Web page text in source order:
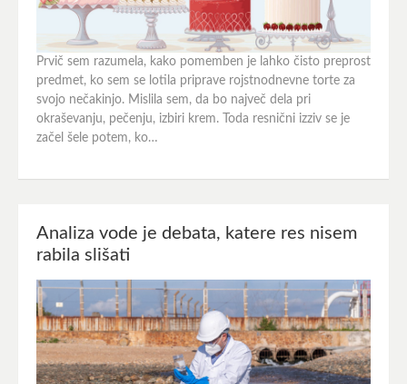
Prvič sem razumela, kako pomemben je lahko čisto preprost
predmet, ko sem se lotila priprave rojstnodnevne torte za
svojo nečakinjo. Mislila sem, da bo največ dela pri
okraševanju, pečenju, izbiri krem. Toda resnični izziv se je
začel šele potem, ko…
Analiza vode je debata, katere res nisem
rabila slišati